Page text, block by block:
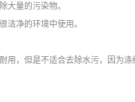
大量的污染物。
洁净的环境中使用。
用，但是不适合去除水污，因为